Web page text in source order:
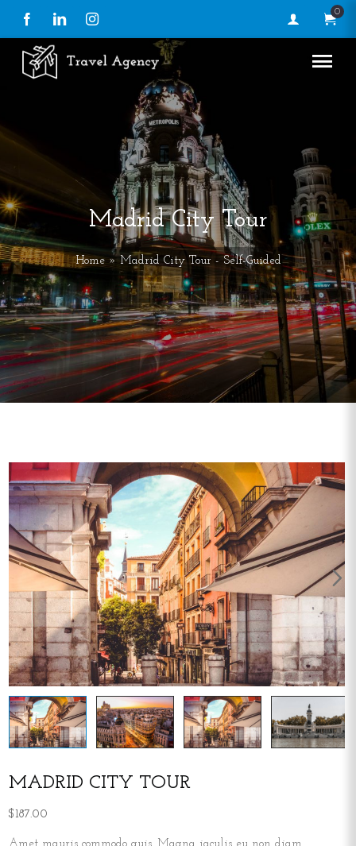
Facebook LinkedIn
0
Madrid City Tour
Home» Madrid City Tour - Self-Guided
MADRID CITY TOUR
$187.00